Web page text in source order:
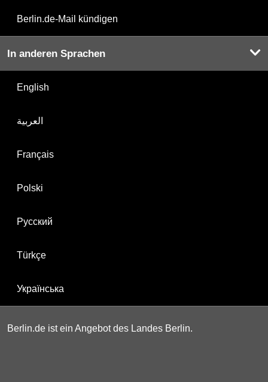
Berlin.de-Mail kündigen
In anderen Sprachen
English
العربية
Français
Polski
Русский
Türkçe
Українська
Berlin.de ist ein Angebot des Landes Berlin.